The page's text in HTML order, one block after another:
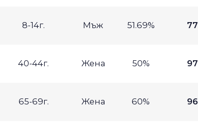
8-14г. Мъж 51.69% 77
40-44г. Жена 50% 97
65-69г. Жена 60% 96